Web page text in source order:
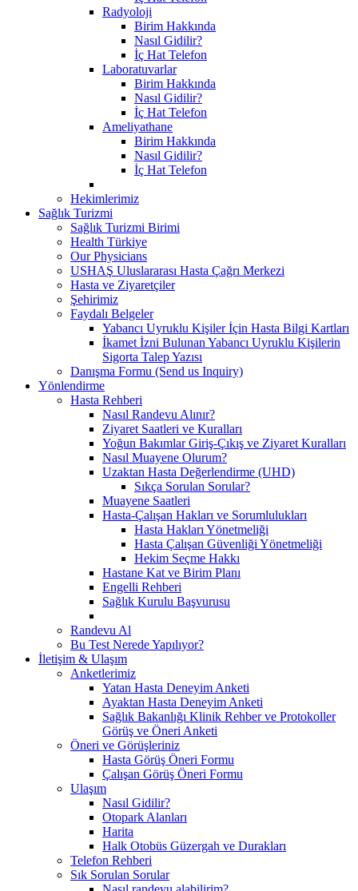
Radyoloji
Birim Hakkında
Nasıl Gidilir?
İç Hat Telefon
Laboratuvarlar
Birim Hakkında
Nasıl Gidilir?
İç Hat Telefon
Ameliyathane
Birim Hakkında
Nasıl Gidilir?
İç Hat Telefon
Hekimlerimiz
Sağlık Turizmi
Sağlık Turizmi Birimi
Health Türkiye
Our Physicians
USHAŞ Uluslararası Hasta Çağrı Merkezi
Hasta ve Ziyaretçiler
Şehirimiz
Faydalı Belgeler
Yabancı Uyruklu Kişiler İçin Hasta Bilgi Kartları
İkamet İzni Bulunan Yabancı Uyruklu Kişilerin
Sigorta Talep Yazısı
Danışma Formu (Send us Inquiry)
Yönlendirme
Hasta Rehberi
Nasıl Randevu Alınır?
Ziyaret Saatleri ve Kuralları
Yoğun Bakımlar Giriş-Çıkış ve Ziyaret Kuralları
Nasıl Muayene Olurum?
Uzaktan Hasta Değerlendirme (UHD)
Sıkça Sorulan Sorular?
Muayene Saatleri
Hasta-Çalışan Hakları ve Sorumlulukları
Hasta Hakları Yönetmeliği
Hasta Çalışan Güvenliği Yönetmeliği
Hekim Seçme Hakkı
Hastane Kat ve Birim Planı
Engelli Rehberi
Sağlık Kurulu Başvurusu
Randevu Al
Bu Test Nerede Yapılıyor?
İletişim & Ulaşım
Anketlerimiz
Yatan Hasta Deneyim Anketi
Ayaktan Hasta Deneyim Anketi
Sağlık Bakanlığı Klinik Rehber ve Protokoller
Görüş ve Öneri Anketi
Öneri ve Görüşleriniz
Hasta Görüş Öneri Formu
Çalışan Görüş Öneri Formu
Ulaşım
Nasıl Gidilir?
Otopark Alanları
Harita
Halk Otobüs Güzergah ve Durakları
Telefon Rehberi
Sık Sorulan Sorular